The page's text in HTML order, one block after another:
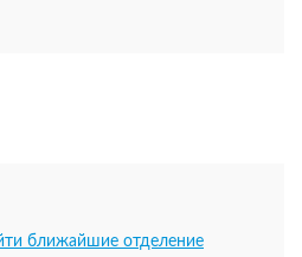
ближайшие отделение